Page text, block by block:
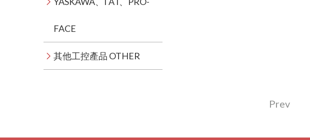
FACE
其他工控產品 OTHER
Prev